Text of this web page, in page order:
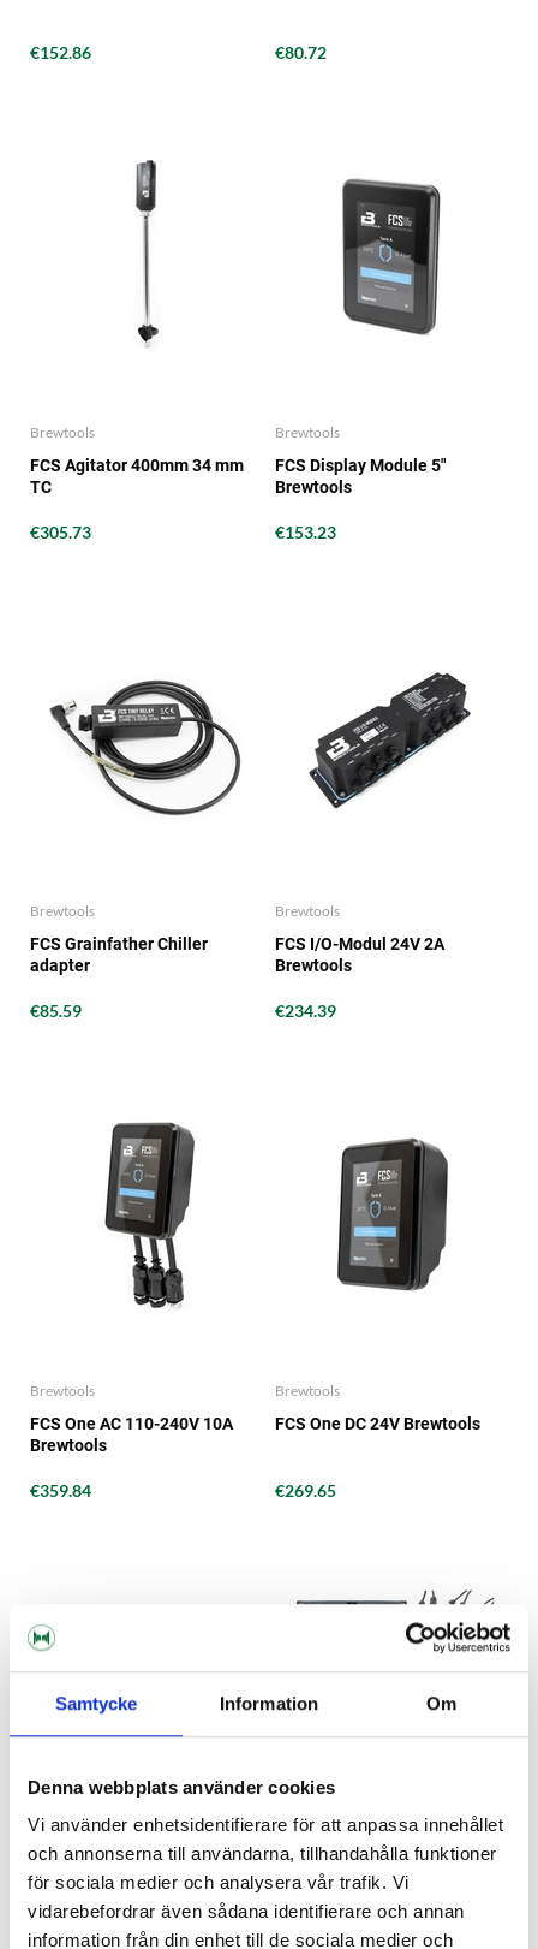
Samtycke Information Om
Denna webbplats använder cookies
Vi använder enhetsidentifierare för att anpassa innehållet
och annonserna till användarna, tillhandahålla funktioner
för sociala medier och analysera vår trafik. Vi
vidarebefordrar även sådana identifierare och annan
information från din enhet till de sociala medier och
€152.86 €80.72
Brewtools
FCS Agitator 400mm 34 mm
TC
€305.73
Brewtools
FCS Display Module 5"
Brewtools
€153.23
Brewtools
FCS Grainfather Chiller
adapter
€85.59
Brewtools
FCS I/O-Modul 24V 2A
Brewtools
€234.39
Brewtools
FCS One AC 110-240V 10A
Brewtools
€359.84
Brewtools
FCS One DC 24V Brewtools
€269.65
FCS Relämodul 110-240V 5A
Brewtools
FCS Startpaket Unitank
m/Density v2 Brewtools